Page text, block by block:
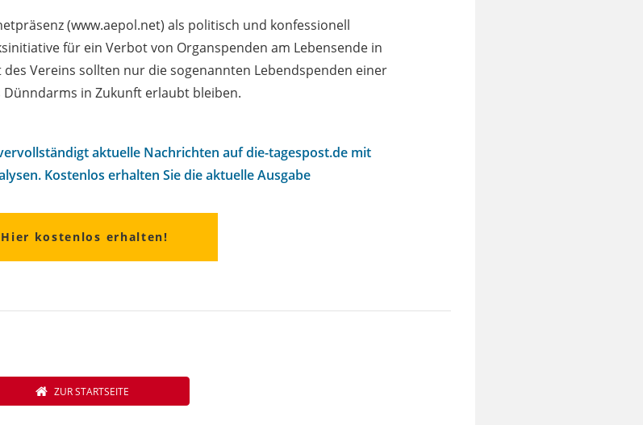
(www.aepol.net) als politisch und konfessionell
für ein Verbot von Organspenden am Lebensende in
des Vereins sollten nur die sogenannten Lebendspenden einer
Dünndarms in Zukunft erlaubt bleiben.
aktuelle Nachrichten auf die-tagespost.de mit
Kostenlos erhalten Sie die aktuelle Ausgabe
Hier kostenlos erhalten!
ZUR STARTSEITE